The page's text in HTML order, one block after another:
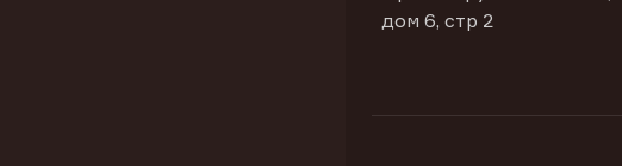
дом 6, стр 2